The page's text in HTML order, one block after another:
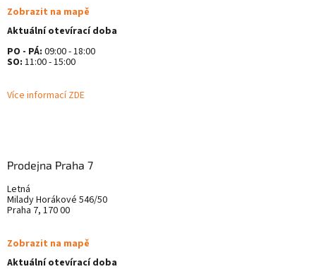
Zobrazit na mapě
Aktuální otevírací doba
PO - PÁ: 09:00 - 18:00
SO: 11:00 - 15:00
Více informací ZDE
Prodejna Praha 7
Letná
Milady Horákové 546/50
Praha 7, 170 00
Zobrazit na mapě
Aktuální otevírací doba